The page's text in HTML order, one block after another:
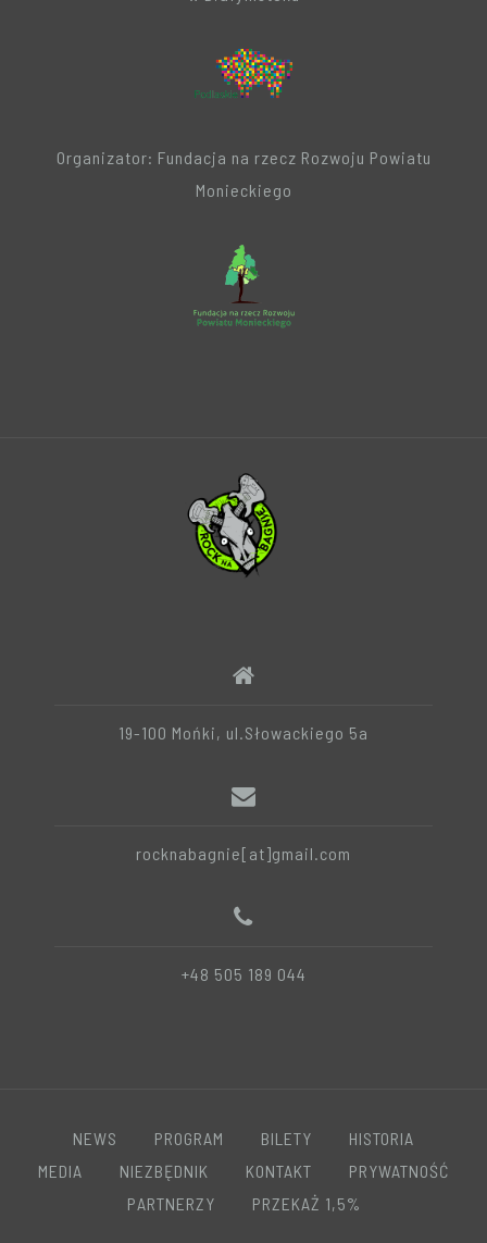
Organizator: Fundacja na rzecz Rozwoju Powiatu
Monieckiego
19-100 Mońki, ul.Słowackiego 5a
rocknabagnie[at]gmail.com
+48 505 189 044
NEWS PROGRAM BILETY
HISTORIA
MEDIA
NIEZBĘDNIK KONTAKT
PRYWATNOŚĆ
PARTNERZY
PRZEKAŻ 1,5%